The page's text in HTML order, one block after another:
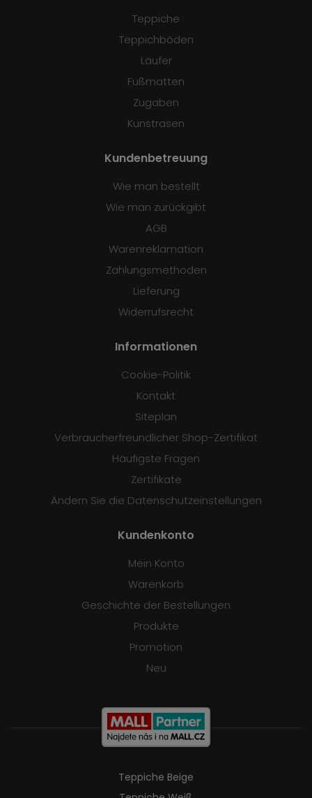
Teppiche
Teppichböden
Läufer
Fußmatten
Zugaben
Kunstrasen
Kundenbetreuung
Wie man bestellt
Wie man zurückgibt
AGB
Warenreklamation
Zahlungsmethoden
Lieferung
Widerrufsrecht
Informationen
Cookie-Politik
Kontakt
Siteplan
Verbraucherfreundlicher Shop-Zertifikat
Häufigste Fragen
Zertifikate
Ändern Sie die Datenschutzeinstellungen
Kundenkonto
Mein Konto
Warenkorb
Geschichte der Bestellungen
Produkte
Promotion
Neu
Teppiche Beige